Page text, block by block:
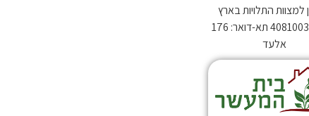
למצוות התלויות בארץ
מיקוד: 4081003 תא-דואר: 176
אלעד